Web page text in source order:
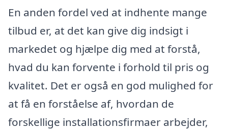
En anden fordel ved at indhente mange
tilbud er, at det kan give dig indsigt i
markedet og hjælpe dig med at forstå,
hvad du kan forvente i forhold til pris og
kvalitet. Det er også en god mulighed for
at få en forståelse af, hvordan de
forskellige installationsfirmaer arbejder,